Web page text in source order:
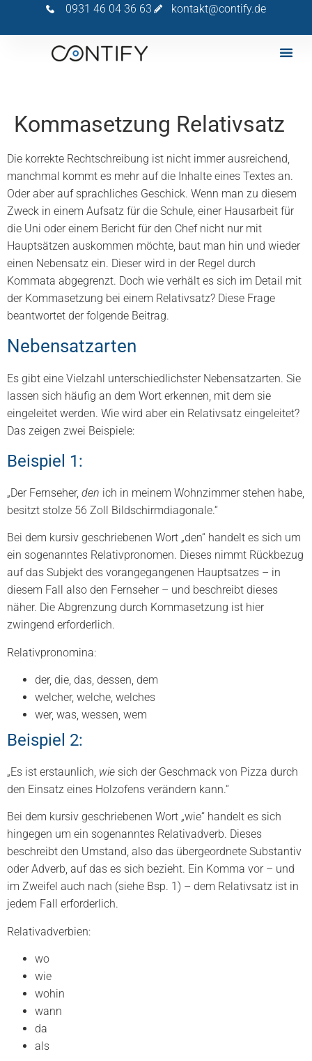
0931 46 04 36 63 kontakt@contify.de
Kommasetzung Relativsatz
Die korrekte Rechtschreibung ist nicht immer ausreichend,
manchmal kommt es mehr auf die Inhalte eines Textes an.
Oder aber auf sprachliches Geschick. Wenn man zu diesem
Zweck in einem Aufsatz für die Schule, einer Hausarbeit für
die Uni oder einem Bericht für den Chef nicht nur mit
Hauptsätzen auskommen möchte, baut man hin und wieder
einen Nebensatz ein. Dieser wird in der Regel durch
Kommata abgegrenzt. Doch wie verhält es sich im Detail mit
der Kommasetzung bei einem Relativsatz? Diese Frage
beantwortet der folgende Beitrag.
Nebensatzarten
Es gibt eine Vielzahl unterschiedlichster Nebensatzarten. Sie
lassen sich häufig an dem Wort erkennen, mit dem sie
eingeleitet werden. Wie wird aber ein Relativsatz eingeleitet?
Das zeigen zwei Beispiele:
Beispiel 1:
„Der Fernseher, den ich in meinem Wohnzimmer stehen habe,
besitzt stolze 56 Zoll Bildschirmdiagonale.“
Bei dem kursiv geschriebenen Wort „den“ handelt es sich um
ein sogenanntes Relativpronomen. Dieses nimmt Rückbezug
auf das Subjekt des vorangegangenen Hauptsatzes – in
diesem Fall also den Fernseher – und beschreibt dieses
näher. Die Abgrenzung durch Kommasetzung ist hier
zwingend erforderlich.
Relativpronomina:
der, die, das, dessen, dem
welcher, welche, welches
wer, was, wessen, wem
Beispiel 2:
„Es ist erstaunlich, wie sich der Geschmack von Pizza durch
den Einsatz eines Holzofens verändern kann.“
Bei dem kursiv geschriebenen Wort „wie“ handelt es sich
hingegen um ein sogenanntes Relativadverb. Dieses
beschreibt den Umstand, also das übergeordnete Substantiv
oder Adverb, auf das es sich bezieht. Ein Komma vor – und
im Zweifel auch nach (siehe Bsp. 1) – dem Relativsatz ist in
jedem Fall erforderlich.
Relativadverbien:
wo
wie
wohin
wann
da
als